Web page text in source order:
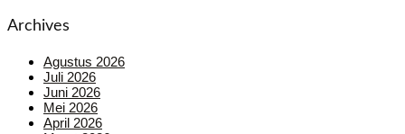
Archives
Agustus 2026
Juli 2026
Juni 2026
Mei 2026
April 2026